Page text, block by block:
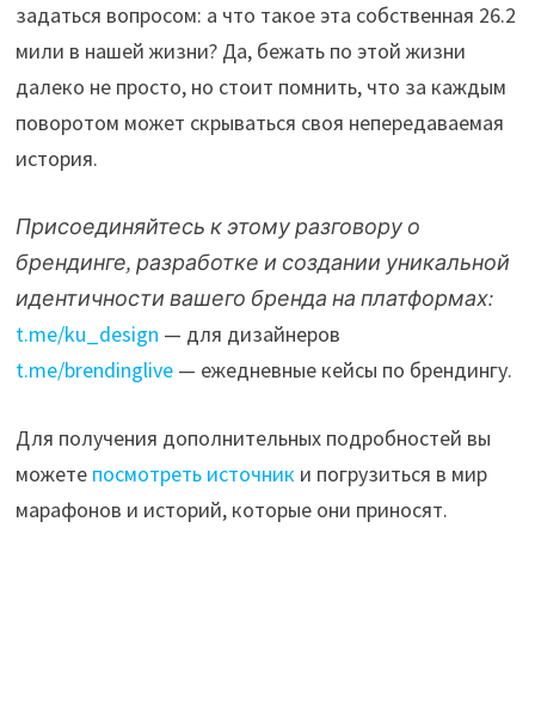
задаться вопросом: а что такое эта собственная 26.2
мили в нашей жизни? Да, бежать по этой жизни
далеко не просто, но стоит помнить, что за каждым
поворотом может скрываться своя непередаваемая
история.
Присоединяйтесь к этому разговору о
брендинге, разработке и создании уникальной
идентичности вашего бренда на платформах:
t.me/ku_design — для дизайнеров
t.me/brendinglive — ежедневные кейсы по брендингу.
Для получения дополнительных подробностей вы
можете посмотреть источник и погрузиться в мир
марафонов и историй, которые они приносят.